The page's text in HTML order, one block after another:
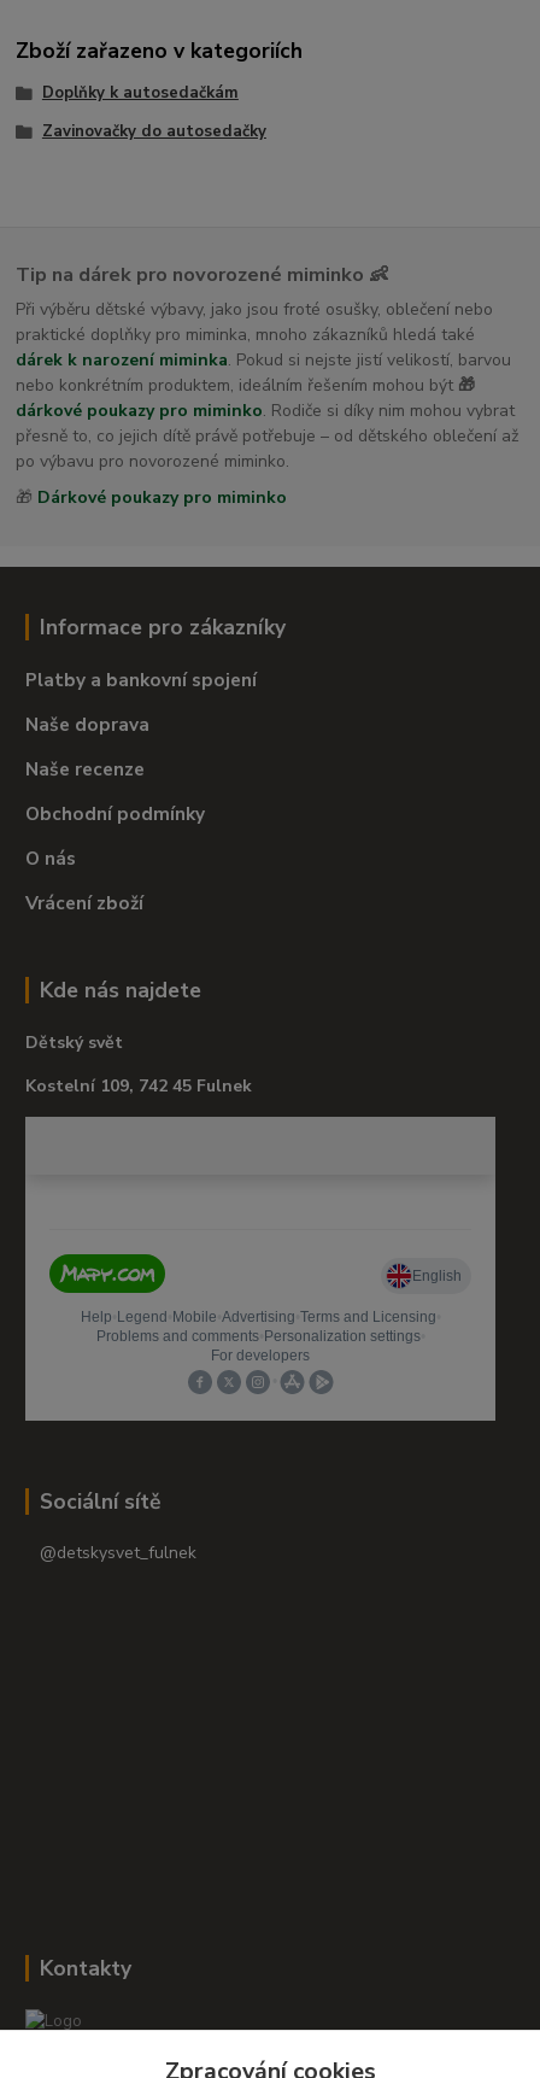
Zboží zařazeno v kategoriích
Doplňky k autosedačkám
Zavinovačky do autosedačky
Tip na dárek pro novorozené miminko 👶
Při výběru dětské výbavy, jako jsou froté osušky, oblečení nebo
praktické doplňky pro miminka, mnoho zákazníků hledá také
dárek k narození miminka. Pokud si nejste jistí velikostí, barvou
nebo konkrétním produktem, ideálním řešením mohou být 🎁
dárkové poukazy pro miminko. Rodiče si díky nim mohou vybrat
přesně to, co jejich dítě právě potřebuje – od dětského oblečení až
po výbavu pro novorozené miminko.
🎁 Dárkové poukazy pro miminko
Informace pro zákazníky
Platby a bankovní spojení
Naše doprava
Naše recenze
Obchodní podmínky
O nás
Vrácení zboží
Kde nás najdete
Dětský svět
Kostelní 109, 742 45 Fulnek
Sociální sítě
@detskysvet_fulnek
Kontakty
Zpracování cookies